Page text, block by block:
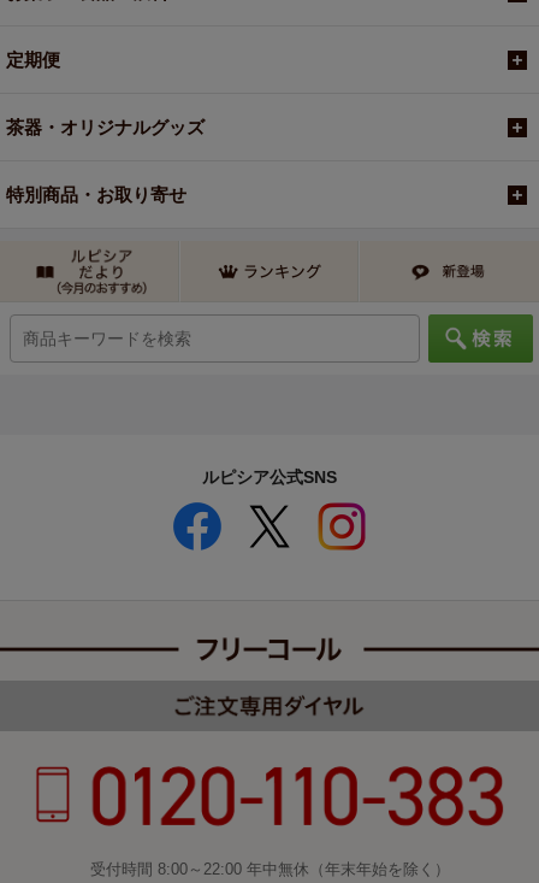
定期便
茶器・オリジナルグッズ
特別商品・お取り寄せ
ルピシア公式SNS
受付時間 8:00～22:00 年中無休（年末年始を除く）